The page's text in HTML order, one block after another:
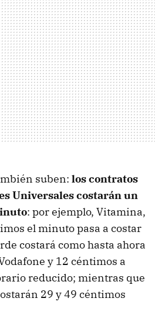
suben: los contratos
Universales costarán un
: por ejemplo, Vitamina,
el minuto pasa a costar
costará como hasta ahora
y 12 céntimos a
reducido; mientras que
29 y 49 céntimos